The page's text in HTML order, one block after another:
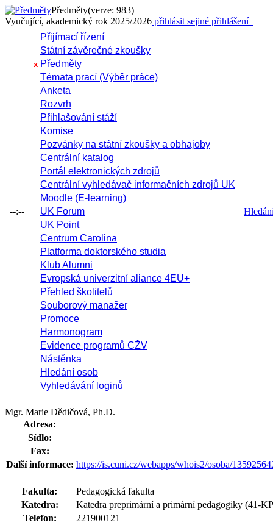
Předměty(verze: 983)
Vyučující, akademický rok 2025/2026 přihlásit sejiné přihlášení
--:--
Přijímací řízení
Státní závěrečné zkoušky
x Předměty
Témata prací (Výběr práce)
Anketa
Rozvrh
Přihlašování stáží
Komise
Pozvánky na státní zkoušky a obhajoby
Centrální katalog
Portál elektronických zdrojů
Centrální vyhledávač informačních zdrojů UK
Moodle (E-learning)
UK Forum
UK Point
Centrum Carolina
Platforma doktorského studia
Klub Alumni
Evropská univerzitní aliance 4EU+
Přehled školitelů
Souborový manažer
Promoce
Harmonogram
Evidence programů CŽV
Nástěnka
Hledání osob
Vyhledávání loginů
Mgr. Marie Dědičová, Ph.D.
Adresa:
Sídlo:
Fax:
Další informace: https://is.cuni.cz/webapps/whois2/osoba/
Fakulta:
Pedagogická fakulta
Katedra:
Katedra preprimární a primární pedagogiky (41-
Telefon:
221900121